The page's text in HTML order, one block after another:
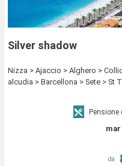
Silver shadow
Nizza > Ajaccio > Alghero >
alcudia > Barcellona > Sete > St
Pensione
mar
da